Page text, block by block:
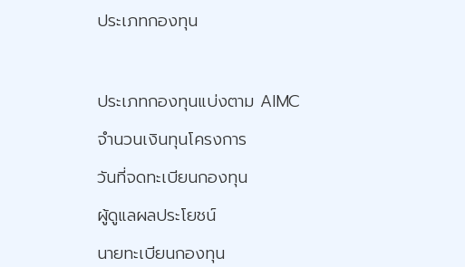
ประเภทกองทุน
ประเภทกองทุนแบ่งตาม AIMC
จำนวนเงินทุนโครงการ
วันที่จดทะเบียนกองทุน
ผู้ดูแลผลประโยชน์
นายทะเบียนกองทุน